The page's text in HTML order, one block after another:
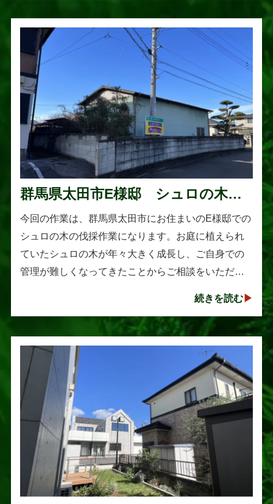
群馬県太田市E様邸 シュロの木の
伐採作業
今回の作業は、群馬県太田市にお住まいのE様邸での
シュロの木の伐採作業になります。お庭に植えられ
ていたシュロの木が年々大きく成長し、ご自身での
管理が難しくなってきたことからご相談をいただき
続きを読む